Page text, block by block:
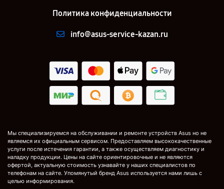
Политика конфиденциальности
info@asus-service-kazan.ru
Мы специализируемся на обслуживании и ремонте устройств Asus но не
являемся их официальным сервисом. Предоставляем высококачественные
услуги после истечения гарантии, а также осуществляем диагностику и
наладку продукции. Цены на сайте ориентировочные и не являются
офертой, актуальную стоимость узнавайте у наших специалистов по
телефонам на сайте. Упомянутый бренд Asus используется нами лишь с
целью информирования.